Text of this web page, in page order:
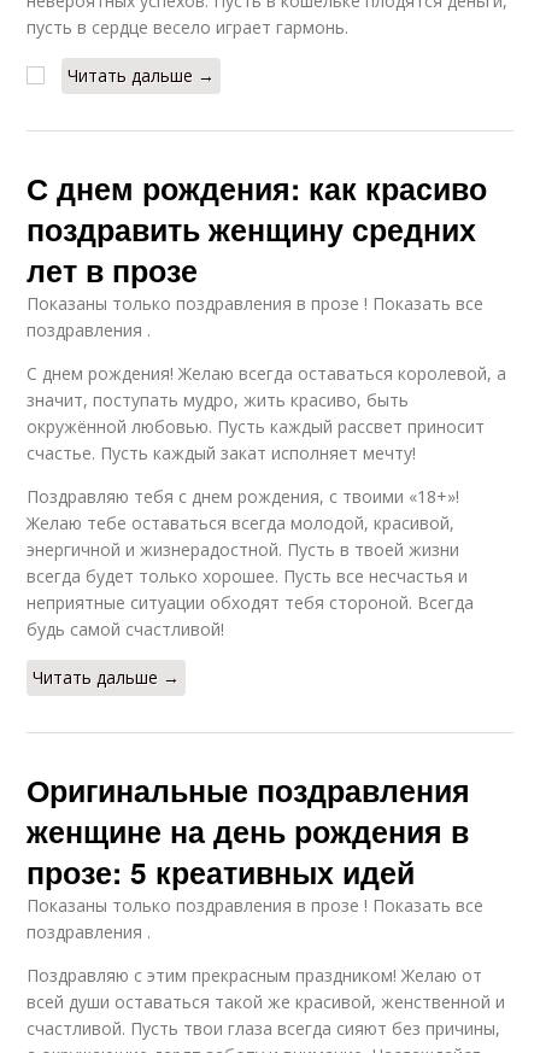
пусть в сердце весело играет гармонь.
Читать дальше →
С днем рождения: как красиво
поздравить женщину средних
лет в прозе
Показаны только поздравления в прозе ! Показать все
поздравления .
С днем рождения! Желаю всегда оставаться королевой, а
значит, поступать мудро, жить красиво, быть
окружённой любовью. Пусть каждый рассвет приносит
счастье. Пусть каждый закат исполняет мечту!
Поздравляю тебя с днем рождения, с твоими «18+»!
Желаю тебе оставаться всегда молодой, красивой,
энергичной и жизнерадостной. Пусть в твоей жизни
всегда будет только хорошее. Пусть все несчастья и
неприятные ситуации обходят тебя стороной. Всегда
будь самой счастливой!
Читать дальше →
Оригинальные поздравления
женщине на день рождения в
прозе: 5 креативных идей
Показаны только поздравления в прозе ! Показать все
поздравления .
Поздравляю с этим прекрасным праздником! Желаю от
всей души оставаться такой же красивой, женственной и
счастливой. Пусть твои глаза всегда сияют без причины,